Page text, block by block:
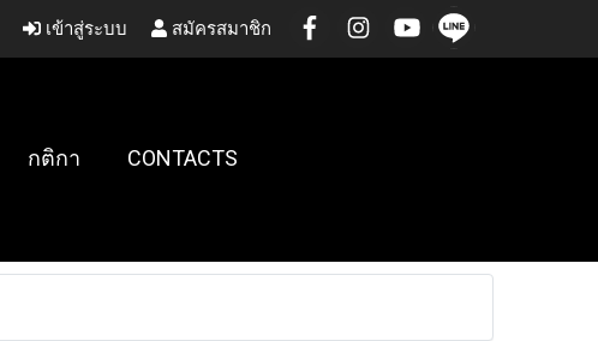
เข้าสู่ระบบ สมัครสมาชิก
กติกา CONTACTS